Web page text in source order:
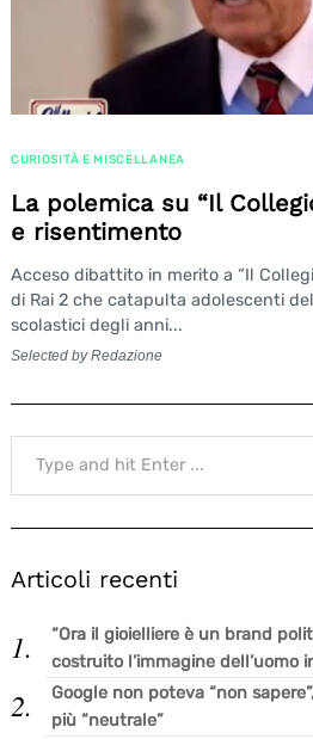
CURIOSITÀ E MISCELLANEA
La polemica su “Il
e risentimento
Acceso dibattito in merito a “Il
di Rai 2 che catapulta adolescenti
scolastici degli anni...
Selected by Redazione
Search
for:
Articoli recenti
“Ora il gioielliere è un brand
costruito l’immagine dell’uomo
Google non poteva “non
più “neutrale”